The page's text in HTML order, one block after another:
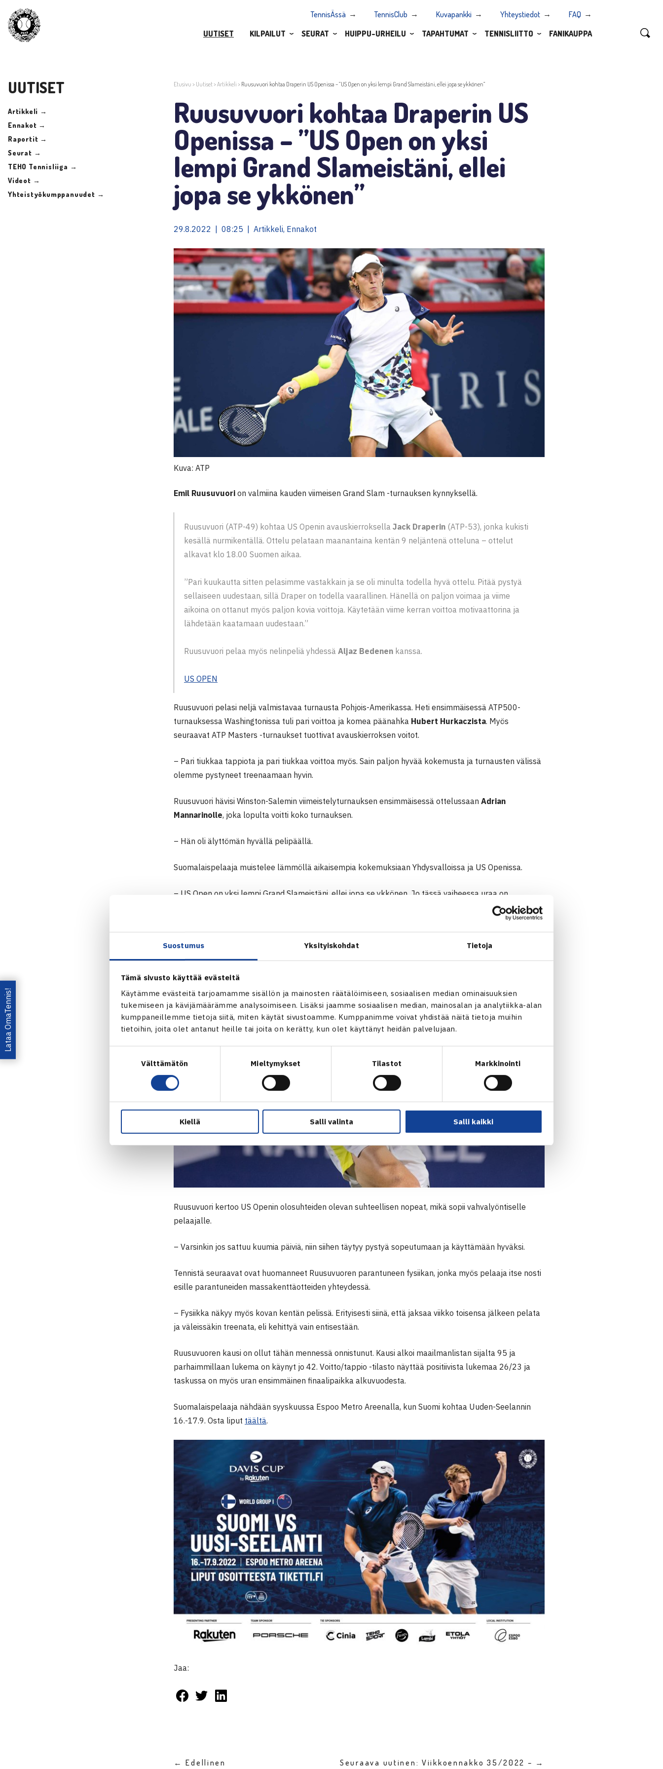
Suostumus Yksityiskohdat Tietoja
Tämä sivusto käyttää evästeitä
Käytämme evästeitä tarjoamamme sisällön ja mainosten räätälöimiseen, sosiaalisen median ominaisuuksien
tukemiseen ja kävijämäärämme analysoimiseen. Lisäksi jaamme sosiaalisen median, mainosalan ja analytiikka-alan
kumppaneillemme tietoja siitä, miten käytät sivustoamme. Kumppanimme voivat yhdistää näitä tietoja muihin
tietoihin, joita olet antanut heille tai joita on kerätty, kun olet käyttänyt heidän palvelujaan.
Välttämätön Mieltymykset Tilastot Markkinointi
Kiellä Salli valinta Salli kaikki
TennisÄssä TennisClub Kuvapankki Yhteystiedot
FAQ
UUTISET
KILPAILUT SEURAT HUIPPU-URHEILU TAPAHTUMAT TENNISLIITTO FANIKAUPPA
UUTISET
Artikkeli →
Ennakot →
Raportit →
Seurat →
TEHO Tennisliiga →
Videot →
Yhteistyökumppanuudet →
Etusivu > Uutiset>Artikkeli > Ruusuvuori kohtaa Draperin US Openissa – ”US Open on yksi lempi Grand Slameistäni, ellei jopa se ykkönen”
Ruusuvuori kohtaa Draperin US
Openissa – ”US Open on yksi
lempi Grand Slameistäni, ellei
jopa se ykkönen”
29.8.2022 | 08:25 | Artikkeli, Ennakot
Kuva: ATP
Emil Ruusuvuori on valmiina kauden viimeisen Grand Slam -turnauksen kynnyksellä.
Ruusuvuori (ATP-49) kohtaa US Openin avauskierroksella Jack Draperin (ATP-53), jonka kukisti
kesällä nurmikentällä. Ottelu pelataan maanantaina kentän 9 neljäntenä otteluna – ottelut
alkavat klo 18.00 Suomen aikaa.
”Pari kuukautta sitten pelasimme vastakkain ja se oli minulta todella hyvä ottelu. Pitää pystyä
sellaiseen uudestaan, sillä Draper on todella vaarallinen. Hänellä on paljon voimaa ja viime
aikoina on ottanut myös paljon kovia voittoja. Käytetään viime kerran voittoa motivaattorina ja
lähdetään kaatamaan uudestaan.”
Ruusuvuori pelaa myös nelinpeliä yhdessä Aljaz Bedenen kanssa.
US OPEN
Ruusuvuori pelasi neljä valmistavaa turnausta Pohjois-Amerikassa. Heti ensimmäisessä ATP500-
turnauksessa Washingtonissa tuli pari voittoa ja komea päänahka Hubert Hurkaczista. Myös
seuraavat ATP Masters -turnaukset tuottivat avauskierroksen voitot.
– Pari tiukkaa tappiota ja pari tiukkaa voittoa myös. Sain paljon hyvää kokemusta ja turnausten välissä
olemme pystyneet treenaamaan hyvin.
Ruusuvuori hävisi Winston-Salemin viimeistelyturnauksen ensimmäisessä ottelussaan Adrian
Mannarinolle, joka lopulta voitti koko turnauksen.
– Hän oli älyttömän hyvällä pelipäällä.
Suomalaispelaaja muistelee lämmöllä aikaisempia kokemuksiaan Yhdysvalloissa ja US Openissa.
– US Open on yksi lempi Grand Slameistäni, ellei jopa se ykkönen. Jo tässä vaiheessa uraa on
Yhdysvalloista niin paljon hyviä muistoja: TOP100 rikkoutui täällä, ensimmäinen Masters-turnaus ja
Ruusuvuori kertoo US Openin olosuhteiden olevan suhteellisen nopeat, mikä sopii vahvalyöntiselle
pelaajalle.
– Varsinkin jos sattuu kuumia päiviä, niin siihen täytyy pystyä sopeutumaan ja käyttämään hyväksi.
Tennistä seuraavat ovat huomanneet Ruusuvuoren parantuneen fysiikan, jonka myös pelaaja itse nosti
esille parantuneiden massakenttäotteiden yhteydessä.
– Fysiikka näkyy myös kovan kentän pelissä. Erityisesti siinä, että jaksaa viikko toisensa jälkeen pelata
ja väleissäkin treenata, eli kehittyä vain entisestään.
Ruusuvuoren kausi on ollut tähän mennessä onnistunut. Kausi alkoi maailmanlistan sijalta 95 ja
parhaimmillaan lukema on käynyt jo 42. Voitto/tappio -tilasto näyttää positiivista lukemaa 26/23 ja
taskussa on myös uran ensimmäinen finaalipaikka alkuvuodesta.
Suomalaispelaaja nähdään syyskuussa Espoo Metro Areenalla, kun Suomi kohtaa Uuden-Seelannin
16.-17.9. Osta liput täältä.
Jaa:
← Edellinen Seuraava uutinen: Viikkoennakko 35/2022 – →
Lataa OmaTennis!